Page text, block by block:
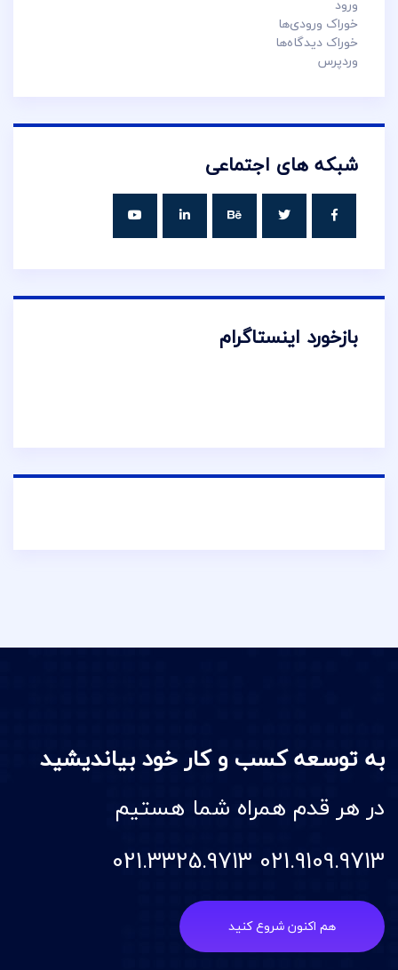
ورود
خوراک ورودی‌ها
خوراک دیدگاه‌ها
وردپرس
شبکه های اجتماعی
بازخورد اینستاگرام
به توسعه کسب و کار خود بیاندیشید
در هر قدم همراه شما هستیم
021.9109.9713 021.3325.9713
هم اکنون شروع کنید